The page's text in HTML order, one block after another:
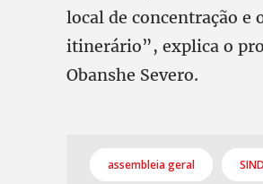
local de concentração e
itinerário”, explica o
Obanshe Severo.
assembleia geral